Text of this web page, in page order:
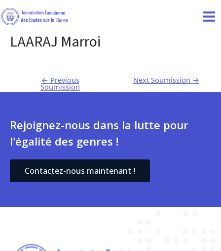
LAARAJ Marroi
← Previous
Soumission
Next Soumission →
Rejoignez-nous dans la lutte pour
l'égalité des genres !
Contactez-nous maintenant !